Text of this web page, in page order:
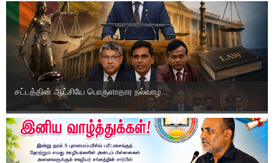
சட்டத்தின் ஆட்சியே பொருளாதார நல்வாழ...